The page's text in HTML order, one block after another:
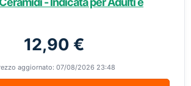
12,90 €
aggiornato: 07/08/2026 23:48